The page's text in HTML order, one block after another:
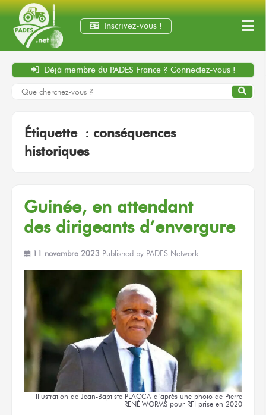
Inscrivez-vous !
Déjà membre du PADES France ? Connectez-vous !
Étiquette : conséquences
historiques
Guinée, en attendant
des dirigeantsd’envergure
11 novembre 2023 Published by PADES Network
Illustration de Jean-Baptiste PLACCA d’après une photo de Pierre
RENÉ-WORMS pour RFI prise en 2020